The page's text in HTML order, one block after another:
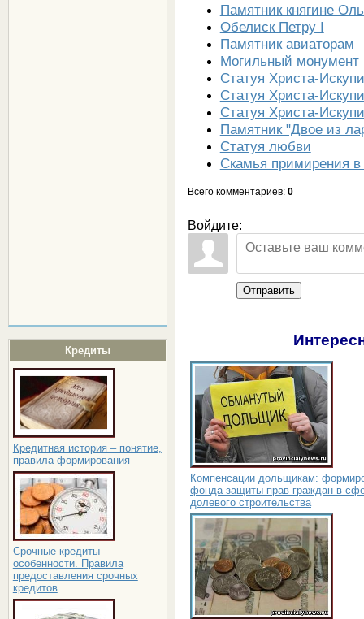
Кредиты
Кредитная история – понятие,
правила формирования
Срочные кредиты –
особенности. Правила
предоставления срочных
кредитов
Памятник княгине
Обелиск Петру I
Памятник авиаторам
Могильный монумент
Статуя Христа-
Статуя Христа-
Статуя Христа-
Памятник "Двое из
Статуя любви
Скамья примирения
Всего комментариев: 0
Войдите:
Отправить
Компенсации дольщикам:
фонда защиты прав граждан в
долевого строительства